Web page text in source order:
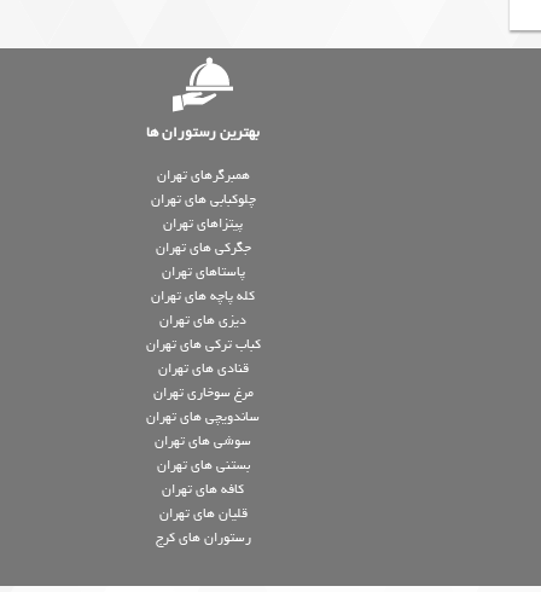
بهترین رستوران ها
همبرگرهای تهران
چلوکبابی های تهران
پیتزاهای تهران
جگرکی های تهران
پاستاهای تهران
کله پاچه های تهران
دیزی های تهران
کباب ترکی های تهران
قنادی های تهران
مرغ سوخاری تهران
ساندویچی های تهران
سوشی های تهران
بستنی های تهران
کافه های تهران
قلیان های تهران
رستوران های کرج